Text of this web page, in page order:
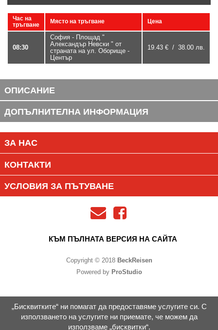
Час на
тръгване
Място на тръгване Цена
08:30
София - Площад "
Александър Невски " от
страната на ул. Оборище -
Център
19.43 € / 38.00 лв.
ОПИСАНИЕ
ДОПЪЛНИТЕЛНА ИНФОРМАЦИЯ
ЗА НАС
КОНТАКТИ
УСЛОВИЯ ЗА ПЪТУВАНЕ
КЪМ ПЪЛНАТА ВЕРСИЯ НА САЙТА
Copyright © 2018 BeckReisen
Powered by ProStudio
„Бисквитките“ ни помагат да предоставяме услугите си. С
използването на услугите ни приемате, че можем да
използваме „бисквитки“.